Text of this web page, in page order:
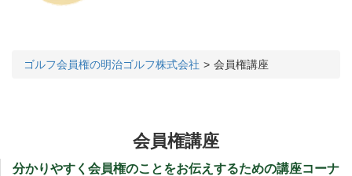
ゴルフ会員権の明治ゴルフ株式会社 会員権講座
会員権講座
分かりやすく会員権のことをお伝えするための講座コーナ